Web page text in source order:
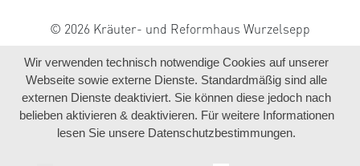
© 2026 Kräuter- und Reformhaus Wurzelsepp
Wir verwenden technisch notwendige Cookies auf unserer
Webseite sowie externe Dienste. Standardmäßig sind alle
externen Dienste deaktiviert. Sie können diese jedoch nach
belieben aktivieren & deaktivieren. Für weitere Informationen
lesen Sie unsere Datenschutzbestimmungen.